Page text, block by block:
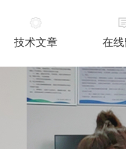
技术文章 在